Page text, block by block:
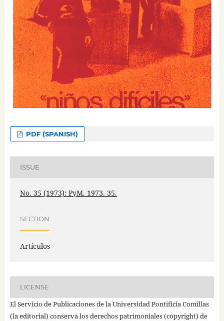
PDF (SPANISH)
ISSUE
No. 35 (1973): PyM. 1973. 35.
SECTION
Artículos
LICENSE
El Servicio de Publicaciones de la Universidad Pontificia Comillas
(la editorial) conserva los derechos patrimoniales (copyright) de